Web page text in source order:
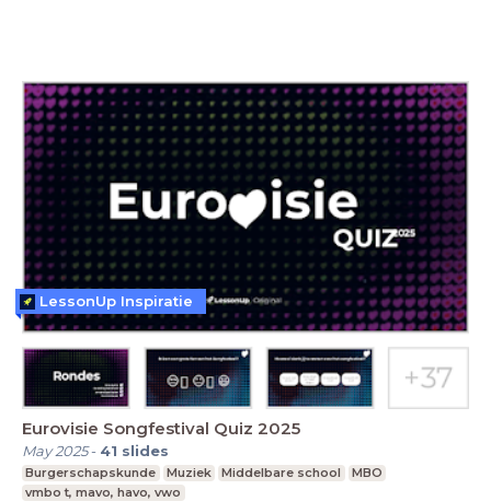
Eurovisie Songfestival Quiz 2025
May 2025- 41 slides
Burgerschapskunde Muziek Middelbare school
MBO
vmbo t, mavo, havo, vwo
LessonUp Inspiratie